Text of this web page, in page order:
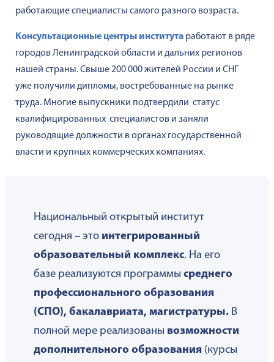
работающие специалисты самого разного возраста.
Консультационные центры института работают в ряде
городов Ленинградской области и дальних регионов
нашей страны. Свыше 200 000 жителей России и СНГ
уже получили дипломы, востребованные на рынке
труда. Многие выпускники подтвердили статус
квалифицированных специалистов и заняли
руководящие должности в органах государственной
власти и крупных коммерческих компаниях.
Национальный открытый институт
сегодня – это интегрированный
образовательный комплекс. На его
базе реализуются программы среднего
профессионального образования
(СПО), бакалавриата, магистратуры. В
полной мере реализованы возможности
дополнительного образования (курсы